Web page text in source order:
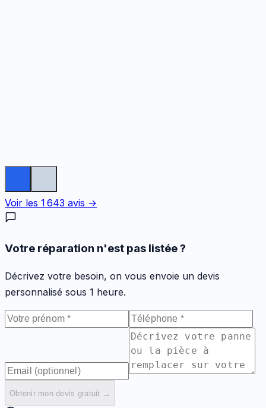
Voir les 1 643 avis →
Votre réparation n'est pas listée ?
Décrivez votre besoin, on vous envoie un devis
personnalisé sous 1 heure.
Obtenir mon devis gratuit →